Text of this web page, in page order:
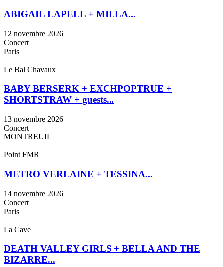
ABIGAIL LAPELL + MILLA...
12 novembre 2026
Concert
Paris
Le Bal Chavaux
BABY BERSERK + EXCHPOPTRUE +
SHORTSTRAW + guests...
13 novembre 2026
Concert
MONTREUIL
Point FMR
METRO VERLAINE + TESSINA...
14 novembre 2026
Concert
Paris
La Cave
DEATH VALLEY GIRLS + BELLA AND THE
BIZARRE...